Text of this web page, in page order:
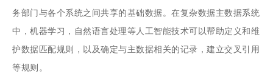
务部门与各个系统之间共享的基础数据。在复杂数据主数据系统
中，机器学习，自然语言处理等人工智能技术可以帮助定义和维
护数据匹配规则，以及确定与主数据相关的记录，建立交叉引用
等规则。